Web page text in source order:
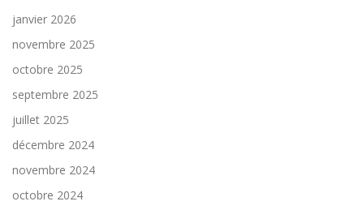
janvier 2026
novembre 2025
octobre 2025
septembre 2025
juillet 2025
décembre 2024
novembre 2024
octobre 2024